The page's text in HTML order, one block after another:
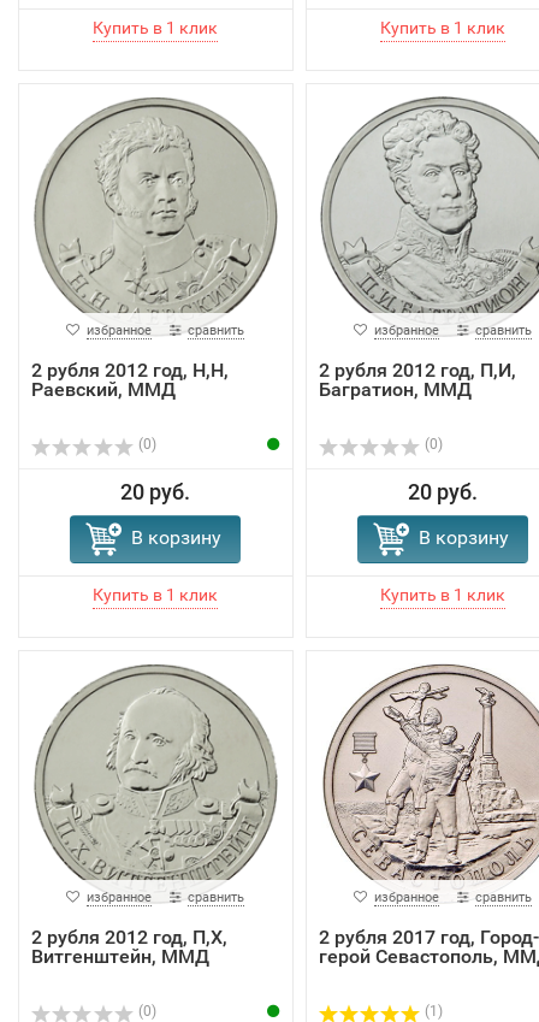
избранное сравнить
2 рубля 2012 год, Н,Н,
Раевский, ММД
(0)
20 руб.
В корзину
избранное сравнить
2 рубля 2012 год, П,И,
Багратион, ММД
(0)
20 руб.
В корзину
избранное сравнить
2 рубля 2012 год, П,Х,
Витгенштейн, ММД
(0)
избранное сравнить
2 рубля 2017 год, Город-
герой Севастополь,
(1)